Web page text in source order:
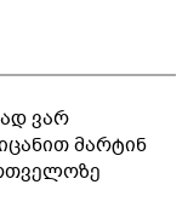
ვარ
მარტინ